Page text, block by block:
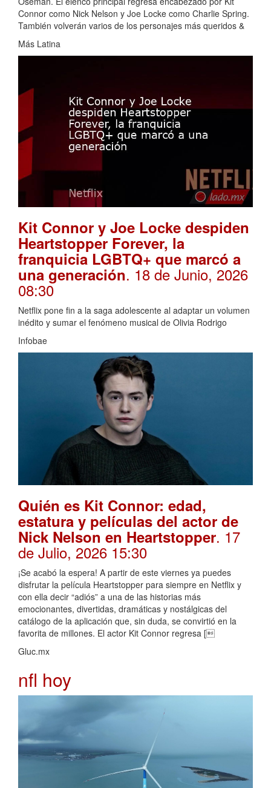
Connor como Nick Nelson y Joe Locke como Charlie Spring.
También volverán varios de los personajes más queridos &
Más Latina
Kit Connor y Joe Locke despiden
Heartstopper Forever, la
franquicia LGBTQ+ que marcó a
una generación. 18 de Junio, 2026
08:30
Netflix pone fin a la saga adolescente al adaptar un volumen
inédito y sumar el fenómeno musical de Olivia Rodrigo
Infobae
Quién es Kit Connor: edad,
estatura y películas del actor de
Nick Nelson en Heartstopper. 17
de Julio, 2026 15:30
¡Se acabó la espera! A partir de este viernes ya puedes
disfrutar la película Heartstopper para siempre en Netflix y
con ella decir “adiós” a una de las historias más
emocionantes, divertidas, dramáticas y nostálgicas del
catálogo de la aplicación que, sin duda, se convirtió en la
favorita de millones. El actor Kit Connor regresa [
Gluc.mx
nfl hoy